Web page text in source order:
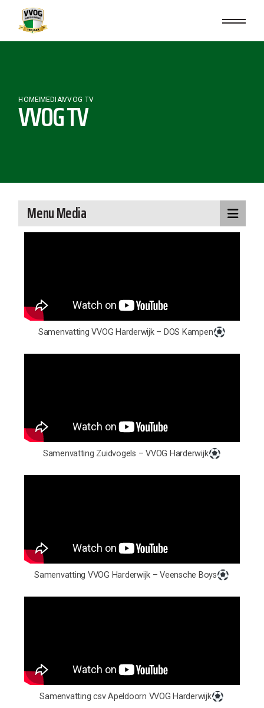
HOME MEDIAVVOG TV
VVOG TV
Samenvatting VVOG Harderwijk – DOS Kampen
Samenvatting Zuidvogels – VVOG Harderwijk
Samenvatting VVOG Harderwijk – Veensche Boys
Samenvatting csv Apeldoorn VVOG Harderwijk
Menu Media